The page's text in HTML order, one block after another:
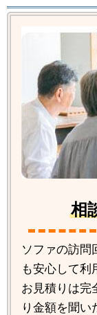
相
ソファの訪問
も安心して利
お見積りは完
り金額を聞い